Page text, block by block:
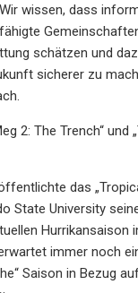
wissen, dass
schätzen und
sicherer zu
2: The Trench“ und
das
State University
Hurrikansaison
immer noch
Saison in Bezug